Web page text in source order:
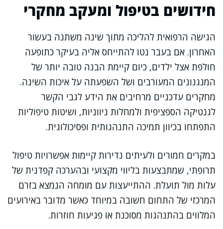
חידושים בטיפול ומעקב מחקרי
הגישה הרפואית להליכה מתוך שינה משתנה בעשור
האחרון. אם בעבר נטו להתייחס אליה בעיקר כתופעה
חולפת אצל ילדים, כיום קיימת הבנה טובה יותר של
המנגנונים המעורבים ושל השפעתה על איכות השינה.
מחקרים עדכניים מרחיבים את הידע לגבי הקשר
לגנטיקה הספציפית ולמחלות ניווניות, ושיטות טיפוליות
התפתחו בכיוון תמיכה התנהגותית ופסיכולוגית.
במקרים חמורים ולעיתים נדירות קיימות אפשרויות טיפול
תרופתי, שמתבצעות בליווי מקצועי ובהערכה קפדנית של
עלות מול תועלת. ההתייעצות עם מומחה הנמצא בזרם
המרכזי של התחום חשובה במיוחד כאשר מדובר באירועים
המלווים בהתנהגות מסוכנת או פגיעות חוזרות.